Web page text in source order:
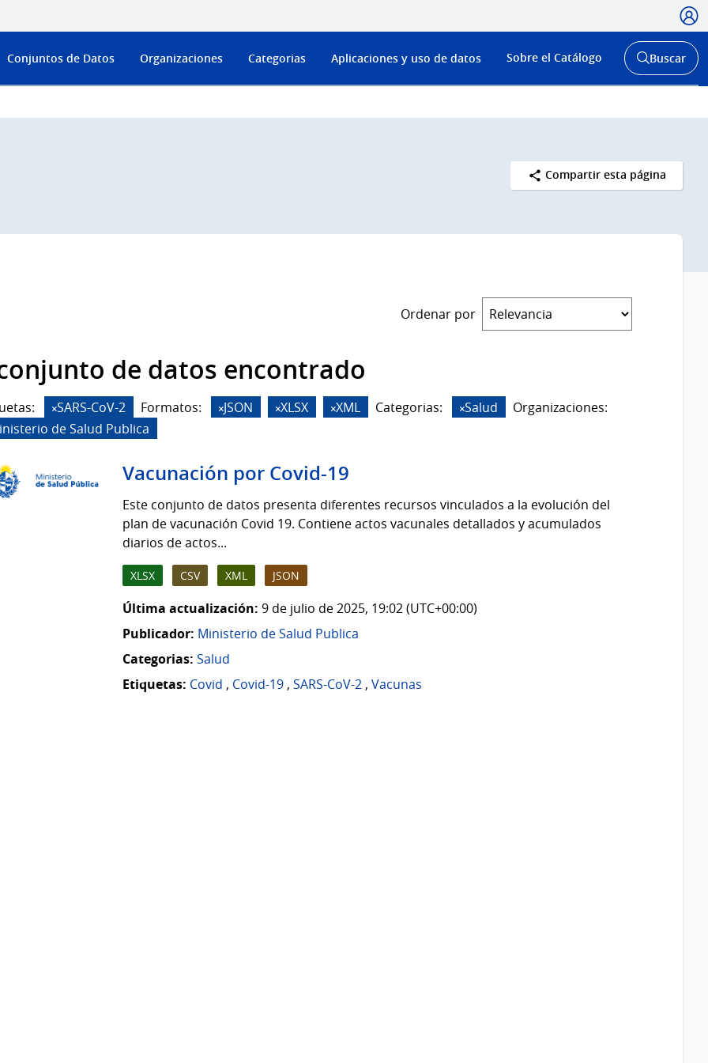
Menú
de
Conjuntos de Datos Organizaciones Categorias Aplicaciones y uso de datos Sobre el Catálogo
Abrir
buscador
Buscar
Compartir esta página
Ordenar por
de datos encontrado
SARS-CoV-2 Formatos: JSON XLSX XML Categorias: Salud
Organizaciones:
de Salud Publica
Vacunación por Covid-19
Este conjunto de datos presenta diferentes recursos vinculados a la evolución del
plan de vacunación Covid 19. Contiene actos vacunales detallados y acumulados
diarios de actos...
XLSX CSV XML JSON
Última actualización: 9 de julio de 2025, 19:02 (UTC+00:00)
Publicador: Ministerio de Salud Publica
Categorias: Salud
Etiquetas: Covid , Covid-19, SARS-CoV-2, Vacunas